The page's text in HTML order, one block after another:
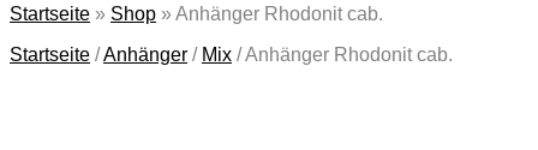
Startseite » Shop »Anhänger Rhodonit cab.
Startseite /Anhänger / Mix /Anhänger Rhodonit cab.